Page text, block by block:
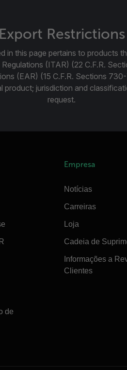
Export Restrictions
in this page pertains to products
(ITAR) (22 C.F.R.
(EAR) (15 C.F.R. Sections
product; jurisdiction and
request.
de
Empresa
Notícias
Carreiras
Loja
Cadeia de
Informações a
Clientes